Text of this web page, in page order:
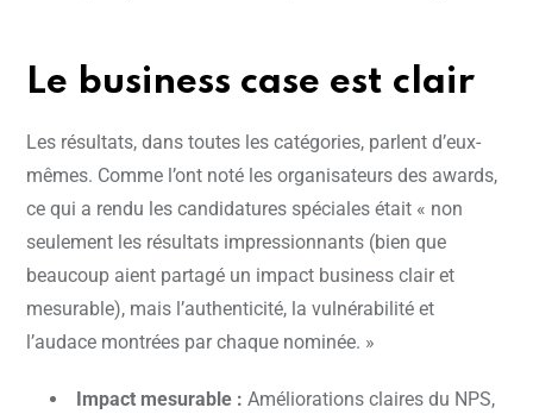
Le business case est clair
Les résultats, dans toutes les catégories, parlent d’eux-
mêmes. Comme l’ont noté les organisateurs des awards,
ce qui a rendu les candidatures spéciales était « non
seulement les résultats impressionnants (bien que
beaucoup aient partagé un impact business clair et
mesurable), mais l’authenticité, la vulnérabilité et
l’audace montrées par chaque nominée. »
Impact mesurable : Améliorations claires du NPS,